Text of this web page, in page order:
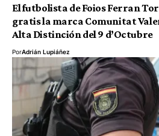
El futbolista de Foios Ferran
gratis la marca Comunitat
Alta Distinción del 9 d’Octubre
PorAdrián Lupiáñez